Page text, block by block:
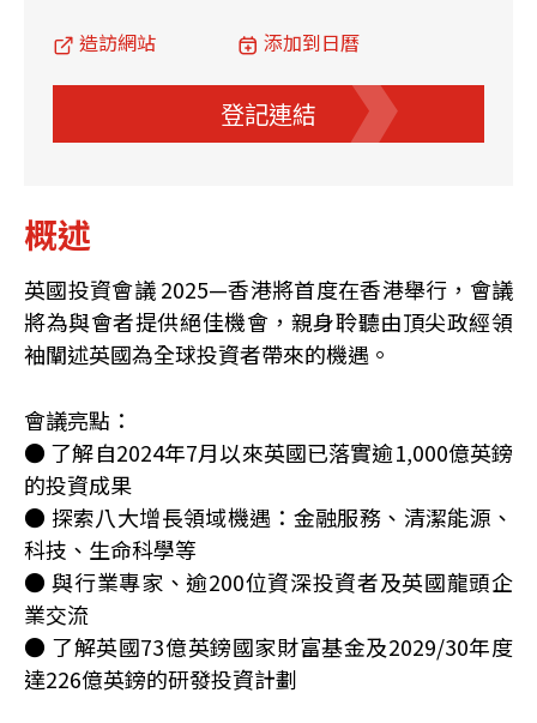
造訪網站 添加到日曆
登記連結
概述
英國投資會議 2025—香港將首度在香港舉行，會議
將為與會者提供絕佳機會，親身聆聽由頂尖政經領
袖闡述英國為全球投資者帶來的機遇。
會議亮點：
● 了解自2024年7月以來英國已落實逾1,000億英鎊
的投資成果
● 探索八大增長領域機遇：金融服務、清潔能源、
科技、生命科學等
● 與行業專家、逾200位資深投資者及英國龍頭企
業交流
● 了解英國73億英鎊國家財富基金及2029/30年度
達226億英鎊的研發投資計劃